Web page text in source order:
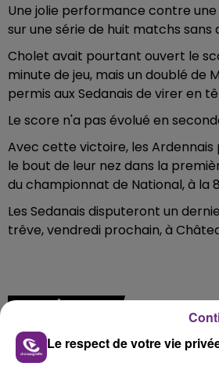
Une jolie performance contre
sur une série de huit matchs sans
Cholet avait pourtant ouvert le
minute de jeu, mais un doublé de
permis aux Sedanais de virer en
Le score n'a pas évolué en
Avec cette victoire, les Ardennais
le bout de leur nez dans la
du championnat de National, à la
Les Sedanais disputeront un
trêve, vendredi prochain, à
FIL D'ACTU
Le respect de votre vie